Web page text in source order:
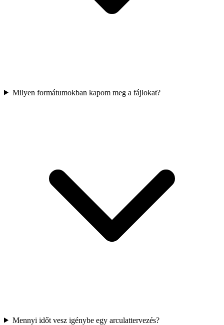
Milyen formátumokban kapom meg a fájlokat?
Mennyi időt vesz igénybe egy arculattervezés?